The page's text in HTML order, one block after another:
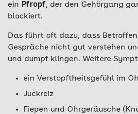
ein Pfropf, der den Gehörgang
blockiert.
Das führt oft dazu, dass
Gespräche nicht gut verstehen
und dumpf klingen. Weitere
ein Verstopftheitsgefühl im
Juckreiz
Fiepen und Ohrgeräusche